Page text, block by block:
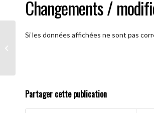
Changements /
Si les données affichées ne sont pas
Partager cette publication